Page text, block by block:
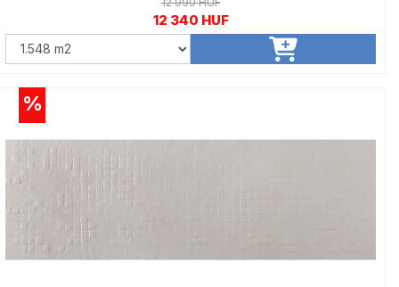
12 340 HUF
%